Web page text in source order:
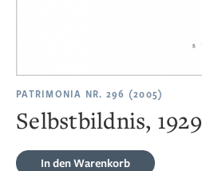
PATRIMONIA NR. 296 (2005)
Selbstbildnis, 1929
In den Warenkorb